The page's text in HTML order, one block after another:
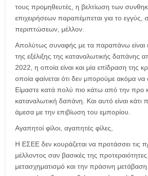
τους προμηθευτές, η βελτίωση των
επιχειρήσεων παραπέμπεται για το εγγύς,
περιπτώσεων, μέλλον.
Απολύτως συναφής με τα παραπάνω είναι
της εξέλιξης της καταναλωτικής δαπάνης
2022, η οποία είναι και μία επίδραση της
οποία φαίνεται ότι δεν μπορούμε ακόμα
Είμαστε κατά πολύ πιο κάτω από την προ
καταναλωτική δαπάνη. Και αυτό είναι κάτι
άμεσα με την επιβίωση του εμπορίου.
Αγαπητοί φίλοι, αγαπητές φίλες,
Η ΕΣΕΕ δεν κουράζεται να προτάσσει τις
μέλλοντος σαν βασικές της
μετασχηματισμό και την πράσινη